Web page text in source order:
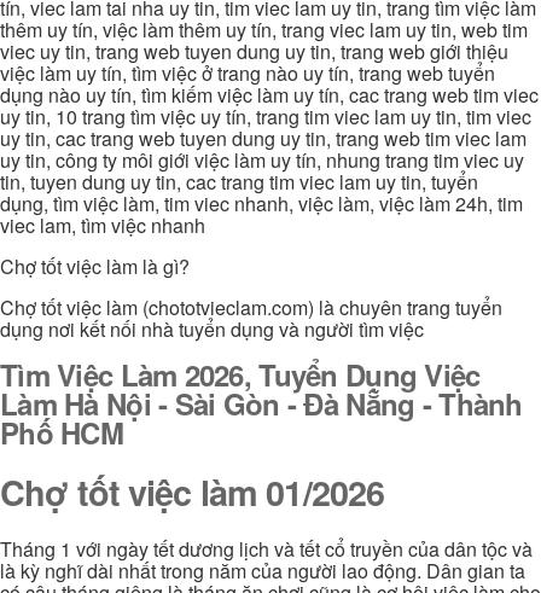
tín, viec lam tai nha uy tin, tim viec lam uy tin, trang tìm việc làm
thêm uy tín, việc làm thêm uy tín, trang viec lam uy tin, web tim
viec uy tin, trang web tuyen dung uy tin, trang web giới thiệu
việc làm uy tín, tìm việc ở trang nào uy tín, trang web tuyển
dụng nào uy tín, tìm kiếm việc làm uy tín, cac trang web tim viec
uy tin, 10 trang tìm việc uy tín, trang tim viec lam uy tin, tim viec
uy tin, cac trang web tuyen dung uy tin, trang web tim viec lam
uy tin, công ty môi giới việc làm uy tín, nhung trang tim viec uy
tin, tuyen dung uy tin, cac trang tim viec lam uy tin, tuyển
dụng, tìm việc làm, tim viec nhanh, việc làm, việc làm 24h, tim
viec lam, tìm việc nhanh
Chợ tốt việc làm là gì?
Chợ tốt việc làm (chototvieclam.com) là chuyên trang tuyển
dụng nơi kết nối nhà tuyển dụng và người tìm việc
Tìm Việc Làm 2026, Tuyển Dụng Việc
Làm Hà Nội - Sài Gòn - Đà Nẵng - Thành
Phố HCM
Chợ tốt việc làm 01/2026
Tháng 1 với ngày tết dương lịch và tết cổ truyền của dân tộc và
là kỳ nghĩ dài nhất trong năm của người lao động. Dân gian ta